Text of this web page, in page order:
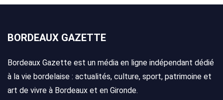
BORDEAUX GAZETTE
Bordeaux Gazette est un média en ligne indépendant dédié
à la vie bordelaise : actualités, culture, sport, patrimoine et
art de vivre à Bordeaux et en Gironde.